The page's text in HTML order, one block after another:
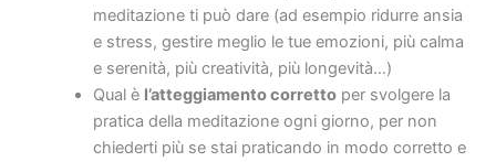
meditazione ti può dare (ad esempio ridurre ansia
e stress, gestire meglio le tue emozioni, più calma
e serenità, più creatività, più longevità…)
Qual è l’atteggiamento correttoper svolgere la
pratica della meditazione ogni giorno, per non
chiederti più se stai praticando in modo corretto e